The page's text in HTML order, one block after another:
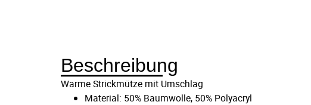
Beschreibung
Warme Strickmütze mit Umschlag
Material: 50% Baumwolle, 50% Polyacryl